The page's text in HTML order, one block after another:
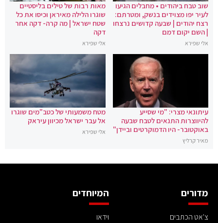
שוב טבח ביהודים • מחבלים הגיעו
לעיר יפו מצוידים בנשק, ומטרתם:
רצח יהודים | שבעה קדושים נרצחו
| השם יקום דמם
אלי שפירא
מאות רבות של טילים בליסטיים
שוגרו הלילה מאיראן וכיסו את כל
שטח ישראל | מה קרה- דקה אחר
דקה
אלי שפירא
עיתונאי מצרי: "מי שסייע
להיווצרות התנאים לטבח שבעה
באוקטובר- היו הדמוקרטים וביידן"
מאיר קרליץ
מטח משמעותי של כטב"מים שוגרו
אל עבר ישראל מכיוון עיראק
אלי שפירא
מדורים
צ'אט הכתבים
המיוחדים
וידאו